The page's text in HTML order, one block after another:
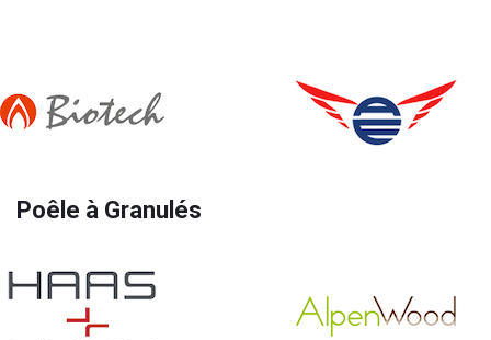
Poêle à Granulés